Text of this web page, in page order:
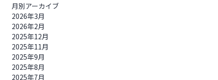
月別アーカイブ
2026年3月
2026年2月
2025年12月
2025年11月
2025年9月
2025年8月
2025年7月